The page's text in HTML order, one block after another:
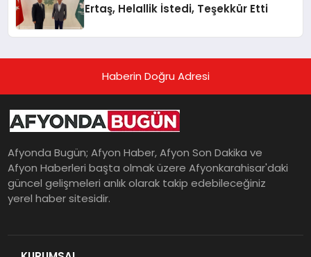
Ertaş, Helallik İstedi, Teşekkür Etti
Haberin Doğru Adresi
Afyonda Bugün; Afyon Haber, Afyon Son Dakika ve
Afyon Haberleri başta olmak üzere Afyonkarahisar'daki
güncel gelişmeleri anlık olarak takip edebileceğiniz
yerel haber sitesidir.